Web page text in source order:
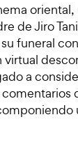
de Jiro
funeral
virtual
a